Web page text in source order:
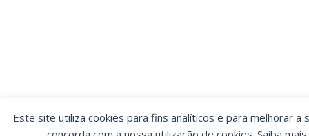
Este site utiliza cookies para fins analíticos e para melhorar a